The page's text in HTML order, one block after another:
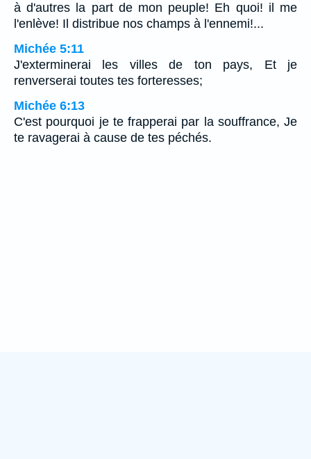
à d'autres la part de mon peuple! Eh quoi! il me
l'enlève! Il distribue nos champs à l'ennemi!...
Michée 5:11
J'exterminerai les villes de ton pays, Et je
renverserai toutes tes forteresses;
Michée 6:13
C'est pourquoi je te frapperai par la souffrance, Je
te ravagerai à cause de tes péchés.